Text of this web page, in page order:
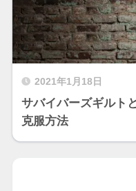
2021年1月18日
サバイバーズギルト
克服方法